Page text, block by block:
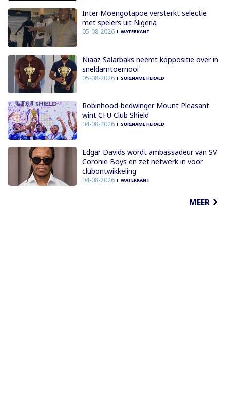
Inter Moengotapoe versterkt selectie
met spelers uit Nigeria
05-08-2026 WATERKANT
Niaaz Salarbaks neemt koppositie over in
sneldamtoernooi
05-08-2026 SURINAME HERALD
Robinhood-bedwinger Mount Pleasant
wint CFU Club Shield
04-08-2026 SURINAME HERALD
Edgar Davids wordt ambassadeur van SV
Coronie Boys en zet netwerk in voor
clubontwikkeling
04-08-2026 WATERKANT
MEER